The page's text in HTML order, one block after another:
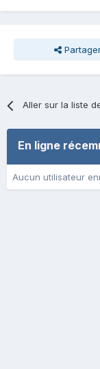
Aller sur la liste
En ligne
Aucun utilisateur